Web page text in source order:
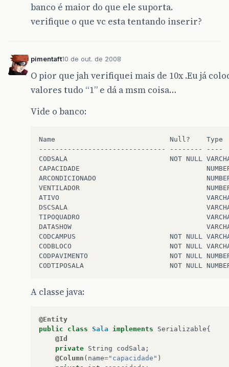
banco é maior do que ele suporta.
verifique o que vc esta tentando inserir?
pimentaft10 de out. de 2008
O pior que jah verifiquei mais de 10x .Eu já
valores tudo “1” e dá a msm coisa…
Vide o banco:
Name                            Null?    Type
------------------------------- -------- ----
CODSALA                         NOT NULL
CAPACIDADE
ARCONDICIONADO
VENTILADOR
ATIVO
DSCSALA
TIPOQUADRO
DATASHOW
CODCAMPUS                       NOT NULL
CODBLOCO                        NOT NULL
CODPAVIMENTO                    NOT NULL
A classe java:
@Entity
public
class Sala implements Serializable{
@Id
private String codSala ;
@Column ( name="capacidade" )